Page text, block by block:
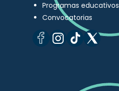
Programas educativos
Convocatorias